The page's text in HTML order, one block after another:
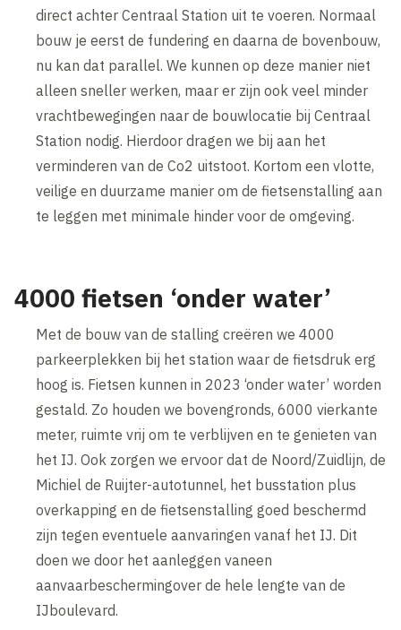
direct achter Centraal Station uit te voeren. Normaal
bouw je eerst de fundering en daarna de bovenbouw,
nu kan dat parallel. We kunnen op deze manier niet
alleen sneller werken, maar er zijn ook veel minder
vrachtbewegingen naar de bouwlocatie bij Centraal
Station nodig. Hierdoor dragen we bij aan het
verminderen van de Co2 uitstoot. Kortom een vlotte,
veilige en duurzame manier om de fietsenstalling aan
te leggen met minimale hinder voor de omgeving.
4000 fietsen ‘onder water’
Met de bouw van de stalling creëren we 4000
parkeerplekken bij het station waar de fietsdruk erg
hoog is. Fietsen kunnen in 2023 ‘onder water’ worden
gestald. Zo houden we bovengronds, 6000 vierkante
meter, ruimte vrij om te verblijven en te genieten van
het IJ. Ook zorgen we ervoor dat de Noord/Zuidlijn, de
Michiel de Ruijter-autotunnel, het busstation plus
overkapping en de fietsenstalling goed beschermd
zijn tegen eventuele aanvaringen vanaf het IJ. Dit
doen we door het aanleggen vaneen
aanvaarbeschermingover de hele lengte van de
IJboulevard.